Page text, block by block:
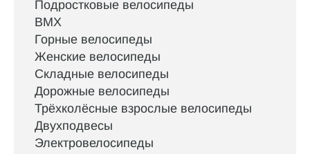
Подростковые велосипеды
BMX
Горные велосипеды
Женские велосипеды
Складные велосипеды
Дорожные велосипеды
Трёхколёсные взрослые велосипеды
Двухподвесы
Электровелосипеды